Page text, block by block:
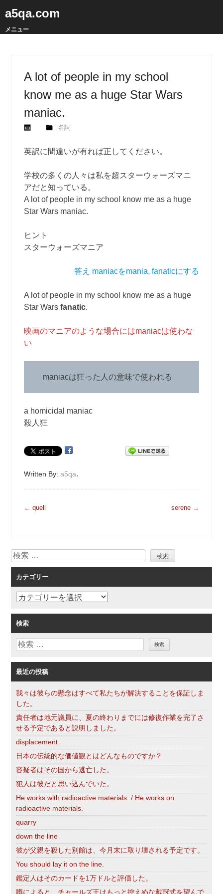
a5qa.com
メニュー
A lot of people in my school
know me as a huge Star Wars
maniac.
名詞
英訳に間違いが有れば正してください。
学校の多くの人々は私を超スターウォーズマニ
アだと知っている。
A lot of people in my school know me as a huge
Star Wars maniac.
ヒント
スターウォーズマニア
答え maniacをmania, fanaticにする
A lot of people in my school know me as a huge
Star Warsfanatic.
映画のマニアのような場合にはmaniacは使わな
い
maniacは狂った人の意味で使われる
a homicidal maniac
殺人狂
Written By:a5qa.
投
ゲ
ー
シ
ョ
ン
← quell serene →
検
索
カテゴリー
カ
ゴ
リ
ー
検索
検
最近の投稿
我々は彼らの懸念はすべて私たちが解決することを保証しま
した。
責任者は地元議員に、夏の終わりまでには修復作業を完了さ
せる予定であると説明しました。
displacement
日本の伝統的な価値観とはどんなものですか？
容疑者はその国から逃亡した。
犯人は彼だと思い込んでいた。
He works with radioactive materials. / He works on
radioactive materials.
quarry
down the line
彼が父親を殺した別館は、今月末に取り壊される予定です。
You should lay it on the line.
鑑定人はそのカードを1万ドルと評価した。
噂によると、チャールズ王はもっと控えめな戴冠式を望んで